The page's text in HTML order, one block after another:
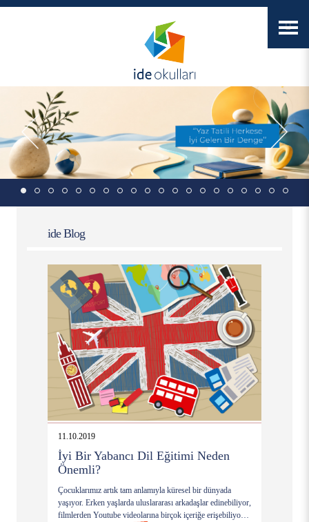
ide Blog
11.10.2019
İyi Bir Yabancı Dil Eğitimi Neden
Önemli?
Çocuklarımız artık tam anlamıyla küresel bir dünyada
yaşıyor. Erken yaşlarda uluslararası arkadaşlar edinebiliyor,
filmlerden Youtube videolarına birçok içeriğe erişebiliyor